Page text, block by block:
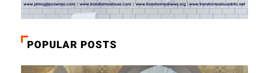
POPULAR POSTS